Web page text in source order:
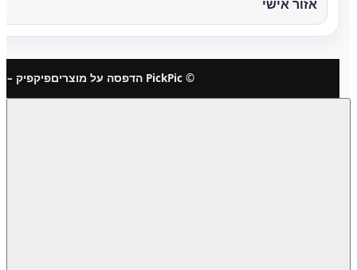
אזור אישי
© PickPic הדפסה על מוצרים פיקפיק –